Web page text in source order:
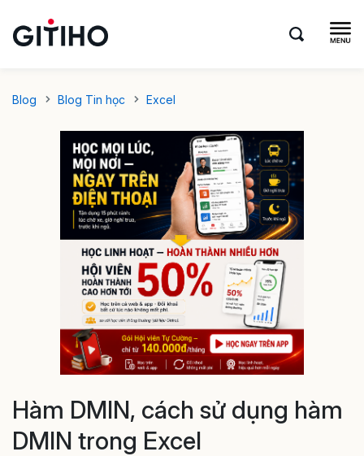
Blog Blog Tin học Excel
Hàm DMIN, cách sử dụng hàm
DMIN trong Excel